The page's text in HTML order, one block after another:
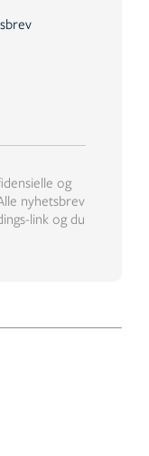
og
nyhetsbrev
link og du